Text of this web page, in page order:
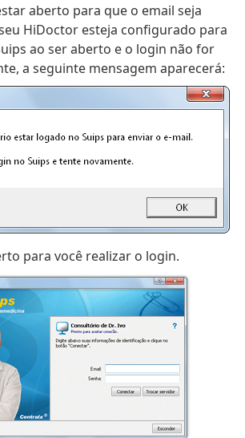
aberto para que o email seja
HiDoctor esteja configurado para
ao ser aberto e o login não for
a seguinte mensagem aparecerá:
para você realizar o login.